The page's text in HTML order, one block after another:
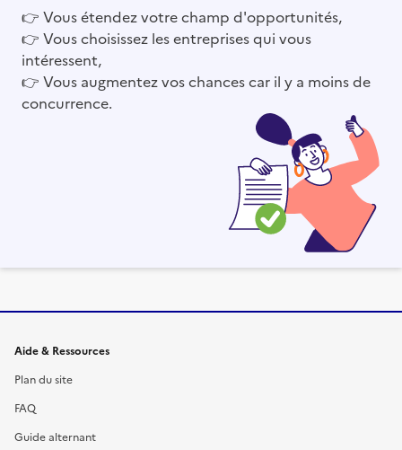
👉 Vous étendez votre champ d'opportunités,
👉 Vous choisissez les entreprises qui vous
intéressent,
👉 Vous augmentez vos chances car il y a moins de
concurrence.
Informations et liens du site
Aide & Ressources
Plan du site
FAQ
Guide alternant